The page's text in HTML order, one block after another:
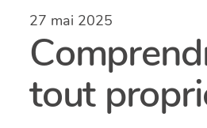
27 mai 2025
tout